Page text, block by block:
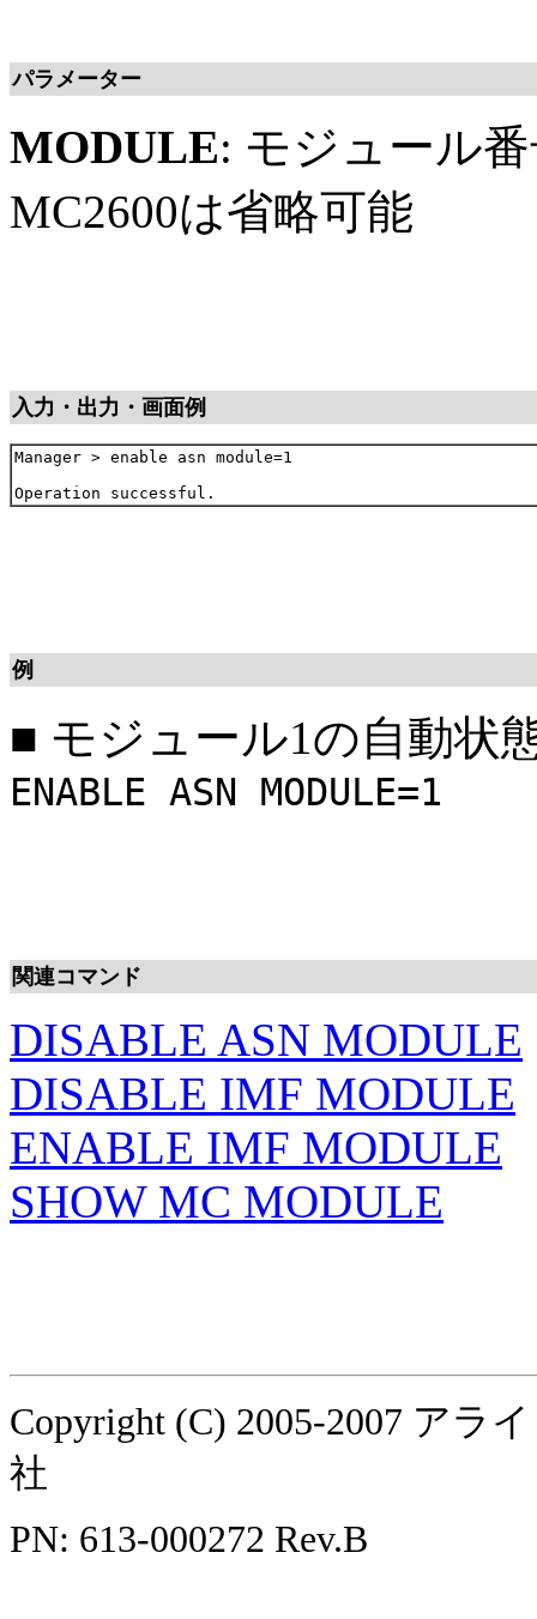
パラメーター
MODULE: モジュール
MC2600は省略可能
入力・出力・画面例
Manager > enable asn module=1
例
■ モジュール1の自動状
ENABLE ASN MODULE=1
関連コマンド
DISABLE ASN MODULE
DISABLE IMF MODULE
ENABLE IMF MODULE
SHOW MC MODULE
Copyright (C) 2005-2007 アラ
社
PN: 613-000272 Rev.B